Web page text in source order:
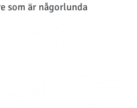
som är någorlunda